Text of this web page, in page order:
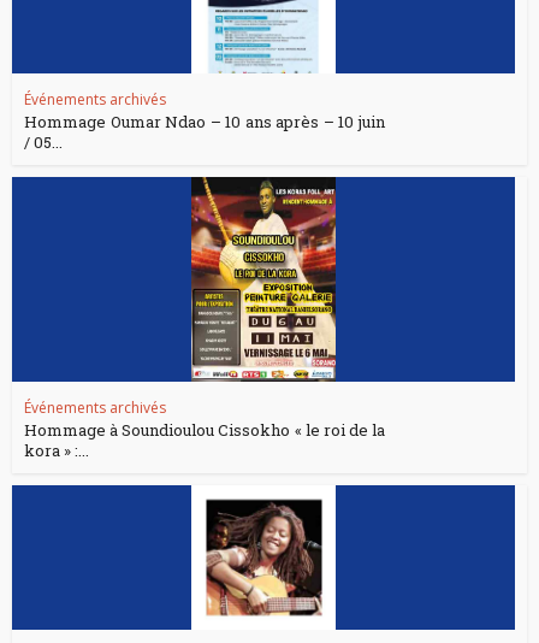
Événements archivés
Hommage Oumar Ndao – 10 ans après – 10 juin
/ 05...
Événements archivés
Hommage à Soundioulou Cissokho « le roi de la
kora » :...